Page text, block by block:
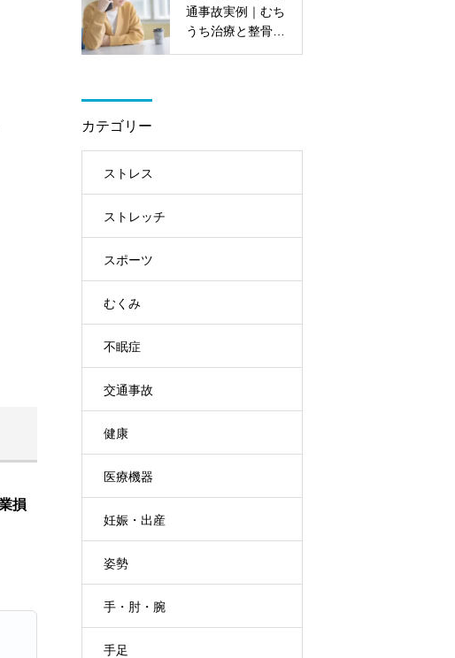
損
通事故実例｜むち
うち治療と整骨
カテゴリー
ストレス
ストレッチ
スポーツ
むくみ
不眠症
交通事故
健康
医療機器
妊娠・出産
姿勢
手・肘・腕
手足